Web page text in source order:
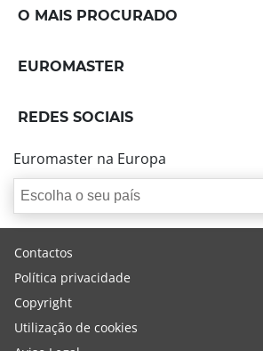
O MAIS PROCURADO
EUROMASTER
REDES SOCIAIS
Euromaster na Europa
Escolha o seu país
Contactos
Política privacidade
Copyright
Utilização de cookies